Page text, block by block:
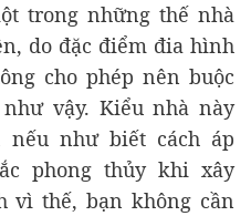
trong những thế nhà
do đặc điểm đia hình
cho phép nên buộc
vậy. Kiểu nhà này
như biết cách áp
phong thủy khi xây
vì thế, bạn không cần